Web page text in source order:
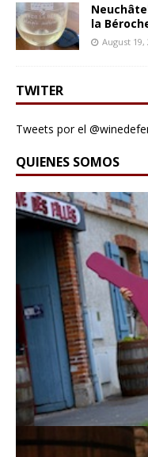
la
August 19,
TWITER
Tweets por el
QUIENES SOMOS